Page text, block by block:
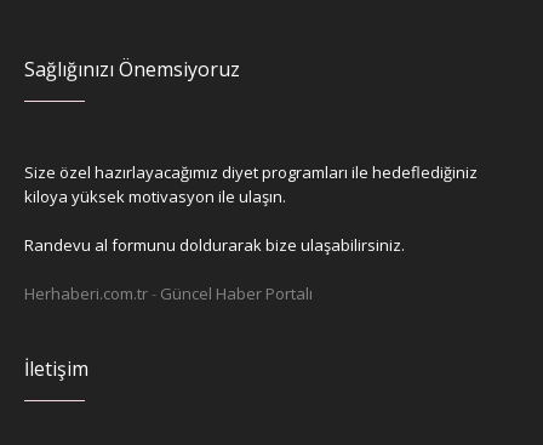
Sağlığınızı Önemsiyoruz
Size özel hazırlayacağımız diyet programları ile hedeflediğiniz
kiloya yüksek motivasyon ile ulaşın.
Randevu al formunu doldurarak bize ulaşabilirsiniz.
Herhaberi.com.tr- Güncel Haber Portalı
İletişim